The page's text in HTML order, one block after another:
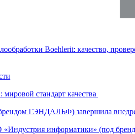
Boehlerit: качество,
стандарт качества
ГЭНДАЛЬФ) завершила
«Индустрия информатики» (под